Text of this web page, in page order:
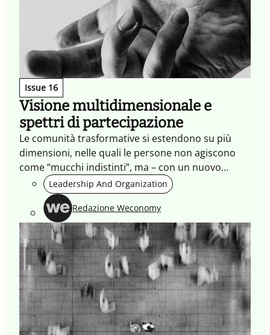
Issue 16
Visione multidimensionale e
spettri di partecipazione
Le comunità trasformative si estendono su più
dimensioni, nelle quali le persone non agiscono
come “mucchi indistinti”, ma – con un nuovo
approccio progettuale – possono intervenire a
diversi livelli di partecipazione.
Leadership And Organization
Redazione Weconomy